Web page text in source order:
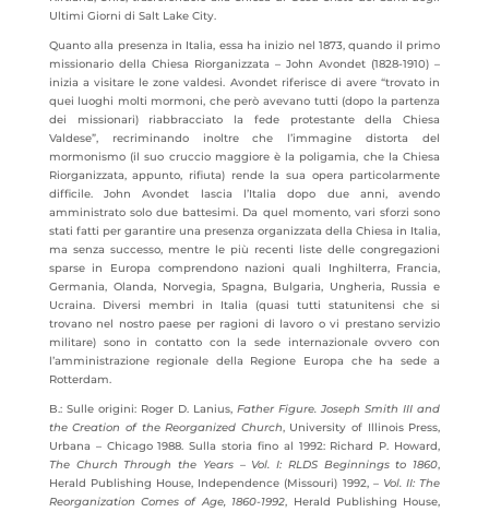
Ultimi Giorni di Salt Lake City.
Quanto alla presenza in Italia, essa ha inizio nel 1873, quando il primo
missionario della Chiesa Riorganizzata – John Avondet (1828-1910) –
inizia a visitare le zone valdesi. Avondet riferisce di avere “trovato in
quei luoghi molti mormoni, che però avevano tutti (dopo la partenza
dei missionari) riabbracciato la fede protestante della Chiesa
Valdese”, recriminando inoltre che l’immagine distorta del
mormonismo (il suo cruccio maggiore è la poligamia, che la Chiesa
Riorganizzata, appunto, rifiuta) rende la sua opera particolarmente
difficile. John Avondet lascia l’Italia dopo due anni, avendo
amministrato solo due battesimi. Da quel momento, vari sforzi sono
stati fatti per garantire una presenza organizzata della Chiesa in Italia,
ma senza successo, mentre le più recenti liste delle congregazioni
sparse in Europa comprendono nazioni quali Inghilterra, Francia,
Germania, Olanda, Norvegia, Spagna, Bulgaria, Ungheria, Russia e
Ucraina. Diversi membri in Italia (quasi tutti statunitensi che si
trovano nel nostro paese per ragioni di lavoro o vi prestano servizio
militare) sono in contatto con la sede internazionale ovvero con
l’amministrazione regionale della Regione Europa che ha sede a
Rotterdam.
B.: Sulle origini: Roger D. Lanius,Father Figure.Joseph Smith III and
the Creation of the Reorganized Church, University of Illinois Press,
Urbana – Chicago 1988. Sulla storia fino al 1992: Richard P. Howard,
The Church Through the Years – Vol. I: RLDS Beginnings to 1860,
Herald Publishing House, Independence (Missouri) 1992, – Vol. II: The
Reorganization Comes of Age, 1860-1992, Herald Publishing House,